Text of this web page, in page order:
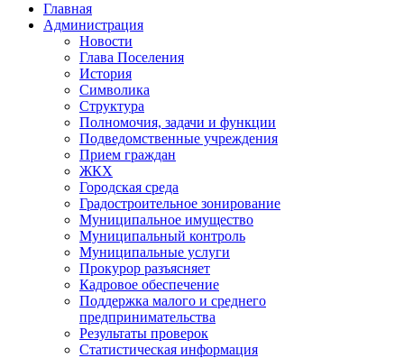
Главная
Администрация
Новости
Глава Поселения
История
Символика
Структура
Полномочия, задачи и функции
Подведомственные учреждения
Прием граждан
ЖКХ
Городская среда
Градостроительное зонирование
Муниципальное имущество
Муниципальный контроль
Муниципальные услуги
Прокурор разъясняет
Кадровое обеспечение
Поддержка малого и среднего
предпринимательства
Результаты проверок
Статистическая информация